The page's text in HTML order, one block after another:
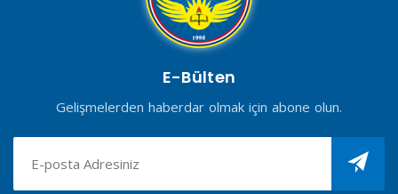
E-Bülten
Gelişmelerden haberdar olmak için abone olun.